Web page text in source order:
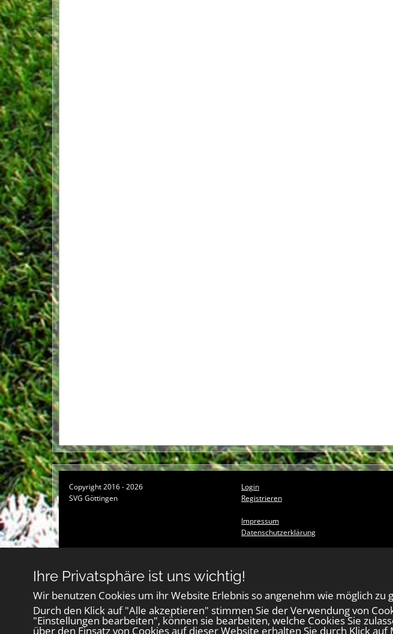
Copyright 2016 - 2026
SVG Göttingen
Login
Registrieren
Impressum
Datenschutzerklärung